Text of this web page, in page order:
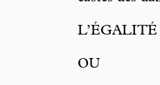
L’ÉGALITÉ
OU